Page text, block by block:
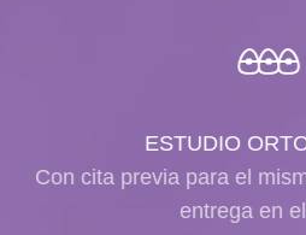
ESTUDIO
Con cita previa para el
entrega en